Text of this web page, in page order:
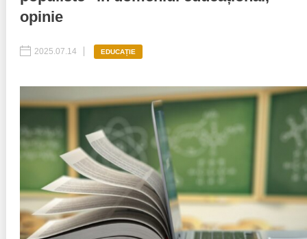
Inițiative în derulare
Manual de proceduri
Note & poziții​
Organigrama IDIS
Anunțuri
Politici regionale
Bunele practici
Laborator sociometric
Transparența guvernării locale
People Watch
Proces democratic
Agenda Națională de Business
opinie
2025.07.14 EDUCAȚIE